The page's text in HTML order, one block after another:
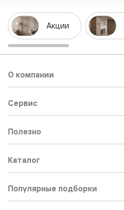
Акции
О компании
Сервис
Полезно
Каталог
Популярные подборки